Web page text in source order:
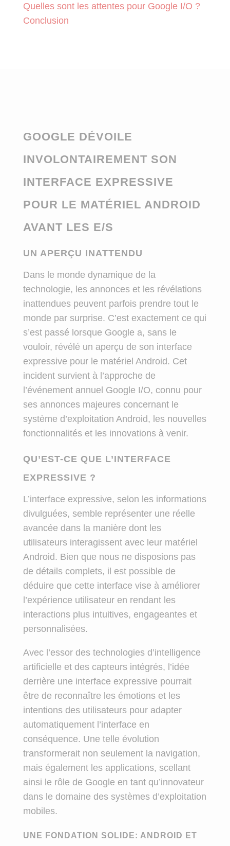
Quelles sont les attentes pour Google I/O ?
Conclusion
GOOGLE DÉVOILE
INVOLONTAIREMENT SON
INTERFACE EXPRESSIVE
POUR LE MATÉRIEL ANDROID
AVANT LES E/S
UN APERÇU INATTENDU
Dans le monde dynamique de la
technologie, les annonces et les révélations
inattendues peuvent parfois prendre tout le
monde par surprise. C’est exactement ce qui
s’est passé lorsque Google a, sans le
vouloir, révélé un aperçu de son interface
expressive pour le matériel Android. Cet
incident survient à l’approche de
l’événement annuel Google I/O, connu pour
ses annonces majeures concernant le
système d’exploitation Android, les nouvelles
fonctionnalités et les innovations à venir.
QU’EST-CE QUE L’INTERFACE
EXPRESSIVE ?
L’interface expressive, selon les informations
divulguées, semble représenter une réelle
avancée dans la manière dont les
utilisateurs interagissent avec leur matériel
Android. Bien que nous ne disposions pas
de détails complets, il est possible de
déduire que cette interface vise à améliorer
l’expérience utilisateur en rendant les
interactions plus intuitives, engageantes et
personnalisées.
Avec l’essor des technologies d’intelligence
artificielle et des capteurs intégrés, l’idée
derrière une interface expressive pourrait
être de reconnaître les émotions et les
intentions des utilisateurs pour adapter
automatiquement l’interface en
conséquence. Une telle évolution
transformerait non seulement la navigation,
mais également les applications, scellant
ainsi le rôle de Google en tant qu’innovateur
dans le domaine des systèmes d’exploitation
mobiles.
UNE FONDATION SOLIDE: ANDROID ET